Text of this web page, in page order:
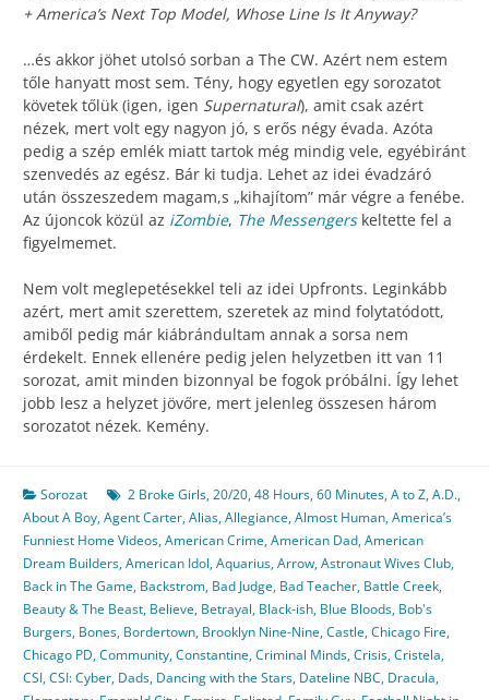
+ America’s Next Top Model, Whose Line Is It Anyway?
…és akkor jöhet utolsó sorban a The CW. Azért nem estem
tőle hanyatt most sem. Tény, hogy egyetlen egy sorozatot
követek tőlük (igen, igen Supernatural), amit csak azért
nézek, mert volt egy nagyon jó, s erős négy évada. Azóta
pedig a szép emlék miatt tartok még mindig vele, egyébiránt
szenvedés az egész. Bár ki tudja. Lehet az idei évadzáró
után összeszedem magam,s „kihajítom” már végre a fenébe.
Az újoncok közül az iZombie, The Messengerskeltette fel a
figyelmemet.
Nem volt meglepetésekkel teli az idei Upfronts. Leginkább
azért, mert amit szerettem, szeretek az mind folytatódott,
amiből pedig már kiábrándultam annak a sorsa nem
érdekelt. Ennek ellenére pedig jelen helyzetben itt van 11
sorozat, amit minden bizonnyal be fogok próbálni. Így lehet
jobb lesz a helyzet jövőre, mert jelenleg összesen három
sorozatot nézek. Kemény.
Sorozat 2 Broke Girls,20/20,48 Hours,60 Minutes,A to Z,A.D.,
About A Boy,Agent Carter,Alias,Allegiance,Almost Human,America’s
Funniest Home Videos,American Crime,American Dad,American
Dream Builders,American Idol,Aquarius,Arrow,Astronaut Wives Club,
Back in The Game, Backstrom, Bad Judge, Bad Teacher, Battle Creek,
Beauty & The Beast, Believe, Betrayal, Black-ish, Blue Bloods, Bob's
Burgers, Bones, Bordertown, Brooklyn Nine-Nine,Castle,Chicago Fire,
Chicago PD,Community,Constantine,Criminal Minds,Crisis,Cristela,
CSI,CSI: Cyber, Dads, Dancing with the Stars, Dateline NBC, Dracula,